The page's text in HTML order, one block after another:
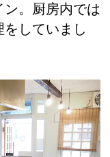
。厨房内では
していまし